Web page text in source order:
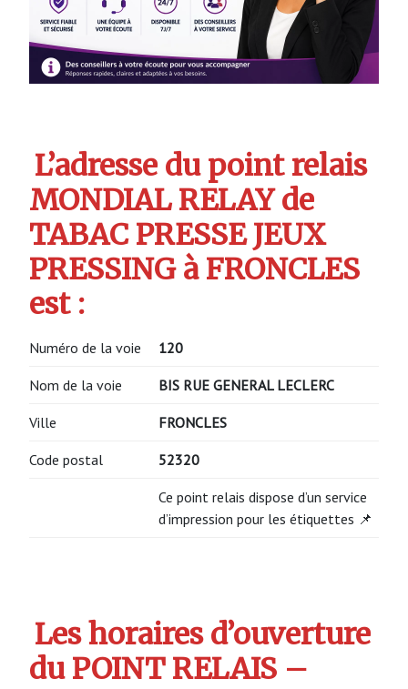
L’adresse du point relais
MONDIAL RELAY de
TABAC PRESSE JEUX
PRESSING à FRONCLES
est :
Numéro de la voie 120
Nom de la voie BIS RUE GENERAL LECLERC
Ville FRONCLES
Code postal 52320
Ce point relais dispose d’un service
d’impression pour les étiquettes 📌
Les horaires d’ouverture
du POINT RELAIS –